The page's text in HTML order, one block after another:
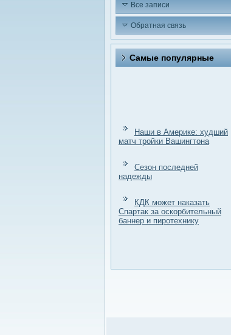
Все записи
Обратная связь
Самые популярные
Наши в Америке: худший
матч тройки Вашингтона
Сезон последней
надежды
КДК может наказать
Спартак за оскорбительный
баннер и пиротехнику